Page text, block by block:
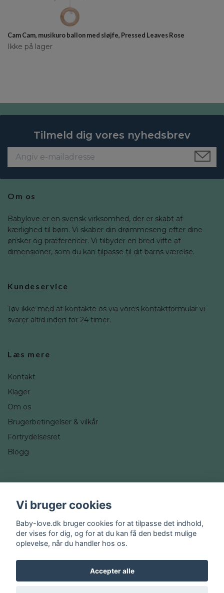
Cam Cam, musikuro ballon med sløjfe, Pressed Leaves Rose
Ikke på lager
Tilmeld dig vores nyhedsbrev
Om os
Babylove er en svensk virksomhed, der er skabt af
kærlighed til børn. Vi skaber din drømmeseng efter dine
ønsker og præferencer. Vi tilbyder en bred vifte af
dimensioner, som du kan tilpasse til dit barns værelse.
Kundeservice
Tøv ikke med at kontakte os via vores kontaktformular vi
svarer altid inden for 24 timer.
Læs mere
Kontakt
Klager
Om os
Brugerbetingelser & vilkår
Fortrydelsesret
Blogg
Instagram
Vi bruger cookies
Baby-love.dk bruger cookies for at tilpasse det indhold,
der vises for dig, og for at du kan få den bedst mulige
oplevelse, når du handler hos os.
Accepter alle